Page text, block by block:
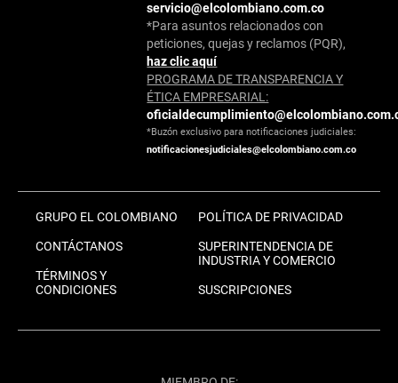
servicio@elcolombiano.com.co
*Para asuntos relacionados con
peticiones, quejas y reclamos (PQR),
haz clic aquí
PROGRAMA DE TRANSPARENCIA Y
ÉTICA EMPRESARIAL:
*Buzón exclusivo para notificaciones judiciales:
notificacionesjudiciales@elcolombiano.com.co
GRUPO EL COLOMBIANO
CONTÁCTANOS
TÉRMINOS Y
CONDICIONES
POLÍTICA DE PRIVACIDAD
SUPERINTENDENCIA DE
INDUSTRIA Y COMERCIO
SUSCRIPCIONES